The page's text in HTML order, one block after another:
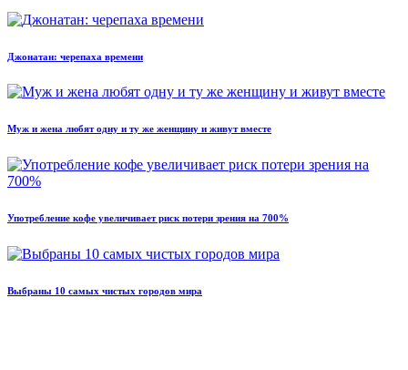
Джонатан: черепаха времени
Муж и жена любят одну и ту же женщину и живут вместе
Употребление кофе увеличивает риск потери зрения на 700%
Выбраны 10 самых чистых городов мира